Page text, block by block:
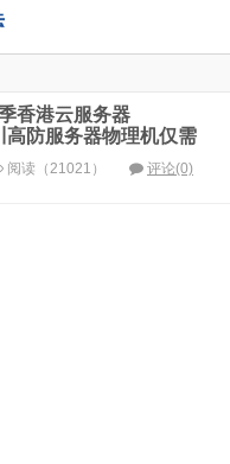
香港云服务器
防服务器物理机仅需
阅读（21021） 评论(0)